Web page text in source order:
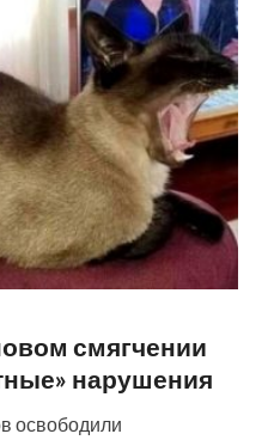
смягчении
нарушения
освободили